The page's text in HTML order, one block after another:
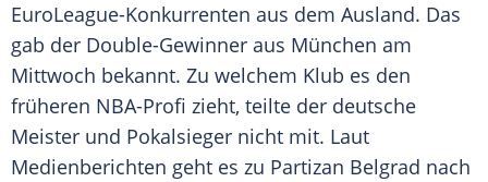
EuroLeague-Konkurrenten aus dem Ausland. Das
gab der Double-Gewinner aus München am
Mittwoch bekannt. Zu welchem Klub es den
früheren NBA-Profi zieht, teilte der deutsche
Meister und Pokalsieger nicht mit. Laut
Medienberichten geht es zu Partizan Belgrad nach